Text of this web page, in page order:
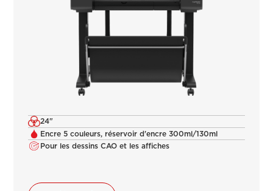
24"
Encre 5 couleurs, réservoir d'encre 300ml/130ml
Pour les dessins CAO et les affiches